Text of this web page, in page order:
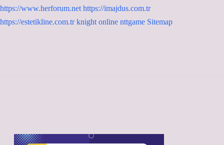
https://www.herforum.net https://imajdus.com.tr
https://estetikline.com.tr knight online nttgame Sitemap